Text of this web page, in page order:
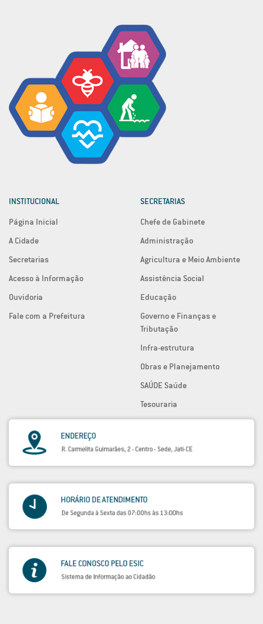
INSTITUCIONAL
Página Inicial
A Cidade
Secretarias
Acesso à Informação
Ouvidoria
Fale com a Prefeitura
SECRETARIAS
Chefe de Gabinete
Administração
Agricultura e Meio Ambiente
Assistência Social
Educação
Governo e Finanças e
Tributação
Infra-estrutura
Obras e Planejamento
SAÚDE Saúde
Tesouraria